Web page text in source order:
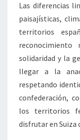
Las diferencias
paisajísticas,
territorios
solidaridad y la
llegar a la
respetando
confederación,
los territorios
disfrutar en Suiza